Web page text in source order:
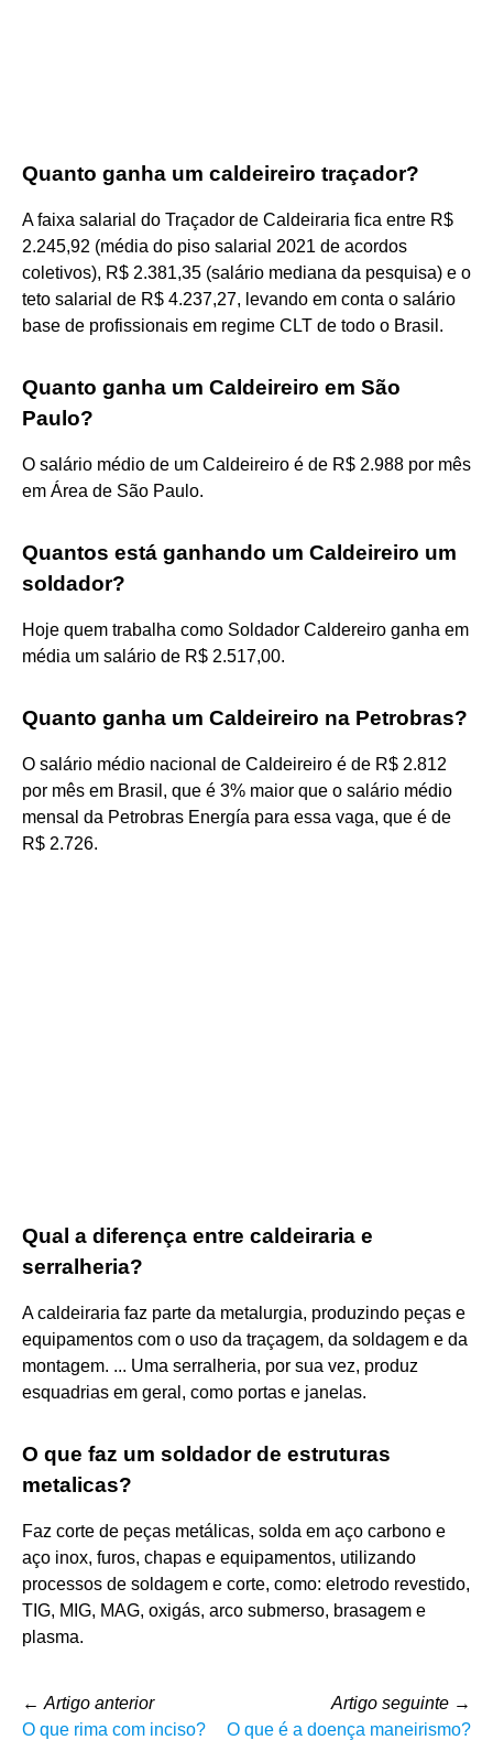
Quanto ganha um caldeireiro traçador?
A faixa salarial do Traçador de Caldeiraria fica entre R$
2.245,92 (média do piso salarial 2021 de acordos
coletivos), R$ 2.381,35 (salário mediana da pesquisa) e o
teto salarial de R$ 4.237,27, levando em conta o salário
base de profissionais em regime CLT de todo o Brasil.
Quanto ganha um Caldeireiro em São
Paulo?
O salário médio de um Caldeireiro é de R$ 2.988 por mês
em Área de São Paulo.
Quantos está ganhando um Caldeireiro um
soldador?
Hoje quem trabalha como Soldador Caldereiro ganha em
média um salário de R$ 2.517,00.
Quanto ganha um Caldeireiro na Petrobras?
O salário médio nacional de Caldeireiro é de R$ 2.812
por mês em Brasil, que é 3% maior que o salário médio
mensal da Petrobras Energía para essa vaga, que é de
R$ 2.726.
Qual a diferença entre caldeiraria e
serralheria?
A caldeiraria faz parte da metalurgia, produzindo peças e
equipamentos com o uso da traçagem, da soldagem e da
montagem. ... Uma serralheria, por sua vez, produz
esquadrias em geral, como portas e janelas.
O que faz um soldador de estruturas
metalicas?
Faz corte de peças metálicas, solda em aço carbono e
aço inox, furos, chapas e equipamentos, utilizando
processos de soldagem e corte, como: eletrodo revestido,
TIG, MIG, MAG, oxigás, arco submerso, brasagem e
plasma.
← Artigo anterior
O que rima com inciso?
Artigo seguinte →
O que é a doença maneirismo?